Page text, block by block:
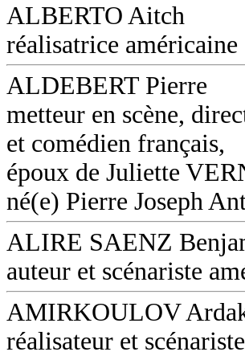
ALBERTO Aitch
réalisatrice américaine
ALDEBERT Pierre
metteur en scène,
et comédien français,
époux de Juliette
né(e) Pierre Joseph
ALIRE SAENZ
auteur et scénariste
AMIRKOULOV
réalisateur et